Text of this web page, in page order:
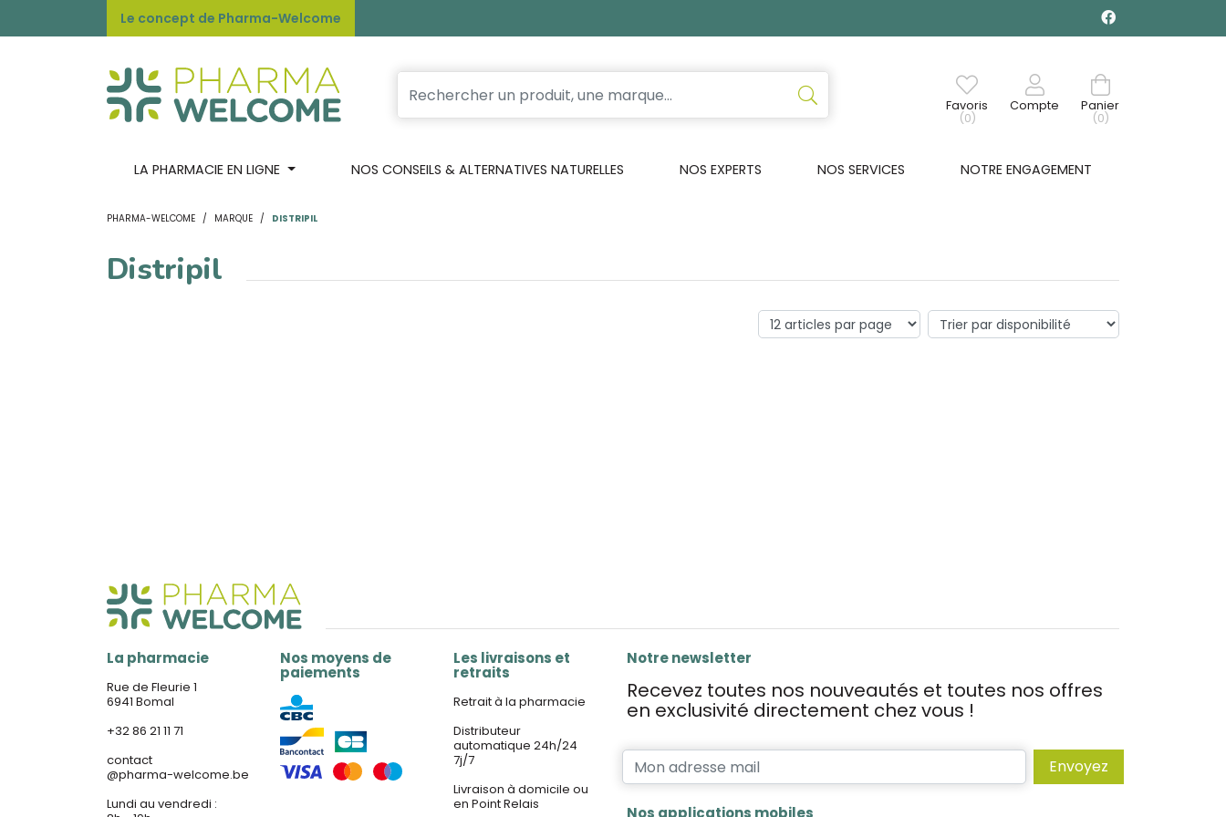
Le concept de Pharma-Welcome
Favoris
(0)
Compte
Panier
(0)
LA PHARMACIE EN LIGNE NOS CONSEILS & ALTERNATIVES NATURELLES NOS EXPERTS NOS SERVICES NOTRE ENGAGEMENT
PHARMA-WELCOME MARQUE DISTRIPIL
Distripil
La pharmacie
Rue de Fleurie 1
6941 Bomal
+32 86 21 11 71
contact
@pharma-welcome.be
Lundi au vendredi :
Nos moyens de
paiements
Les livraisons et
retraits
Retrait à la pharmacie
Distributeur
automatique 24h/24
7j/7
Livraison à domicile ou
en Point Relais
Notre newsletter
Recevez toutes nos nouveautés et toutes nos offres
en exclusivité directement chez vous !
Envoyez
Nos applications mobiles